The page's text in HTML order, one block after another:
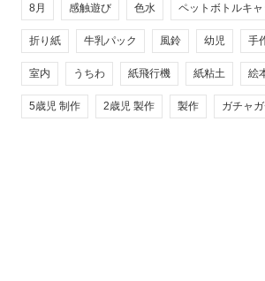
8月 感触遊び 色水 ペットボトルキ
折り紙 牛乳パック 風鈴 幼児 手
室内 うちわ 紙飛行機 紙粘土 絵
5歳児 制作 2歳児 製作 製作 ガチャ